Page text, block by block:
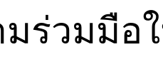
มร่วมมือ